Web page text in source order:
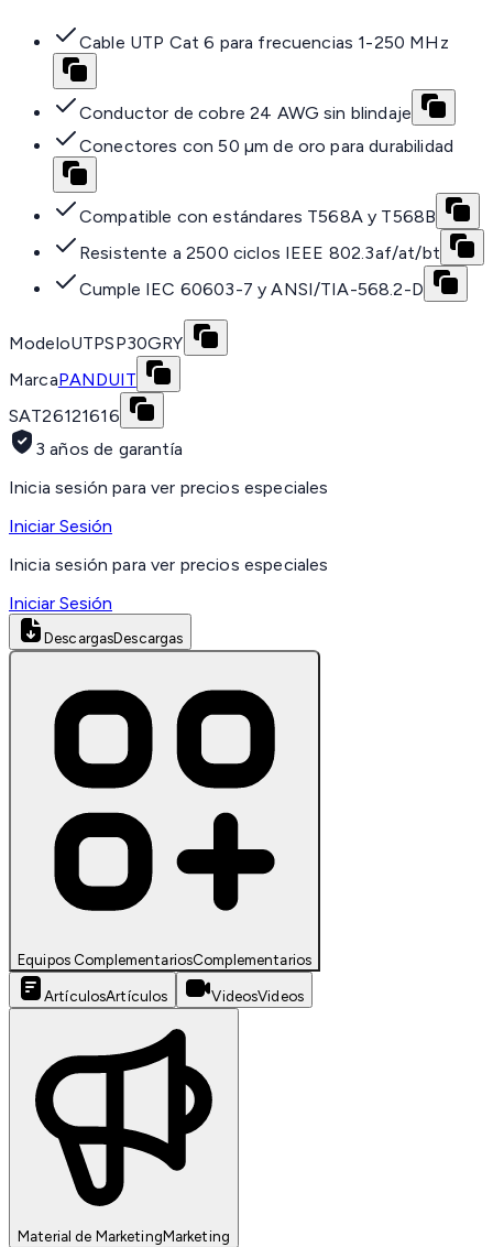
Cable UTP Cat 6 para frecuencias 1-250 MHz
Conductor de cobre 24 AWG sin blindaje
Conectores con 50 µm de oro para durabilidad
Compatible con estándares T568A y T568B
Resistente a 2500 ciclos IEEE 802.3af/at/bt
Cumple IEC 60603-7 y ANSI/TIA-568.2-D
ModeloUTPSP30GRY
MarcaPANDUIT
SAT26121616
3 años de garantía
Inicia sesión para ver precios especiales
Iniciar Sesión
Inicia sesión para ver precios especiales
Iniciar Sesión
DescargasDescargas
Equipos ComplementariosComplementarios
ArtículosArtículos VideosVideos
Material de MarketingMarketing